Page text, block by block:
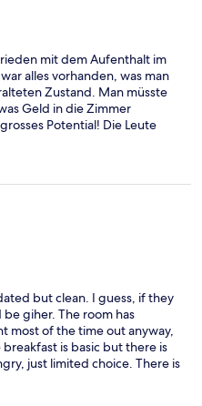
mit dem Aufenthalt im
alles vorhanden, was man
Zustand. Man müsste
Geld in die Zimmer
Potential! Die Leute
Sie haben unser Auto
besorgt direkt vor der
der wunderschönen
es sehr viel Leute, aber die
beim Hotel kann man ein
Park gelangen,
Strand entlang führt. Der
zu anderen Stränden. Die
vor dem Abrutschen ;-) die
vom Trubel in der Natur
Frühstücksbuffet war von der
keine ausgewogene Kost, nur
frischen Säfte oder etwas
gut, aber ansonsten war
but clean. I guess, if they
giher. The room has
most of the time out anyway,
is basic but there is
just limited choice. There is
in the listing - they did
genuine and helpful.